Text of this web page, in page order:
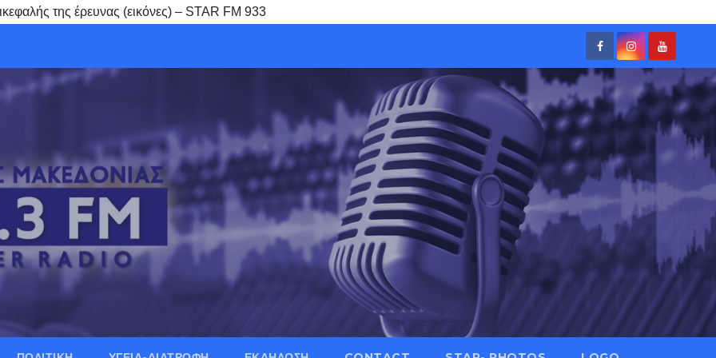
της έρευνας (εικόνες) – STAR FM 933